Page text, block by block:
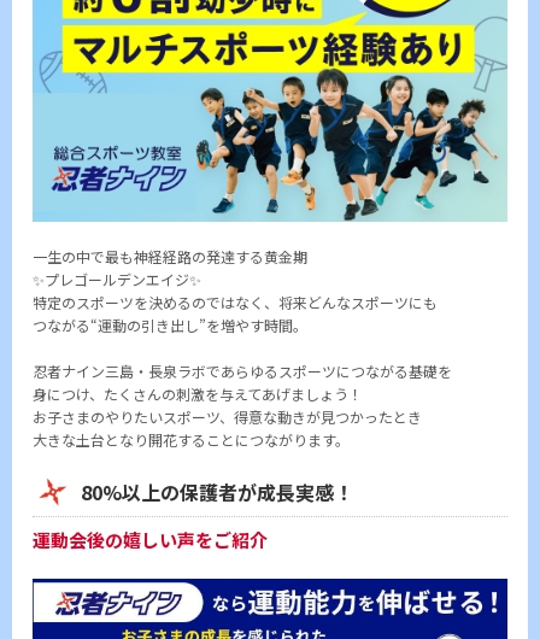
一生の中で最も神経経路の発達する黄金期
✨プレゴールデンエイジ✨
特定のスポーツを決めるのではなく、将来どんなスポーツにも
つながる“運動の引き出し”を増やす時間。
忍者ナイン三島・長泉ラボであらゆるスポーツにつながる基礎を
身につけ、たくさんの刺激を与えてあげましょう！
お子さまのやりたいスポーツ、得意な動きが見つかったとき
大きな土台となり開花することにつながります。
80%以上の保護者が成長実感！
運動会後の嬉しい声をご紹介